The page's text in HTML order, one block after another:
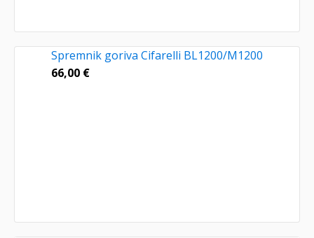
Spremnik goriva Cifarelli BL1200/M1200
66,00 €